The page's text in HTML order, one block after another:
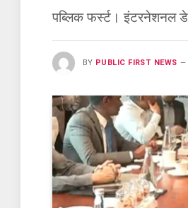
पब्लिक फर्स्ट। इंटरनेशनल
BY PUBLIC FIRST NEWS